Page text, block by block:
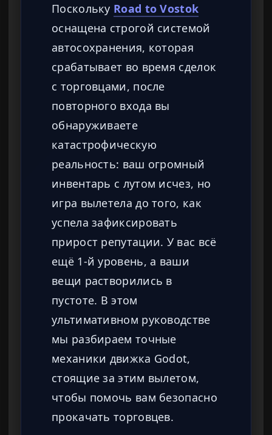
Поскольку Road to Vostok
оснащена строгой системой
автосохранения, которая
срабатывает во время сделок
с торговцами, после
повторного входа вы
обнаруживаете
катастрофическую
реальность: ваш огромный
инвентарь с лутом исчез, но
игра вылетела до того, как
успела зафиксировать
прирост репутации. У вас всё
ещё 1-й уровень, а ваши
вещи растворились в
пустоте. В этом
ультимативном руководстве
мы разбираем точные
механики движка Godot,
стоящие за этим вылетом,
чтобы помочь вам безопасно
прокачать торговцев.